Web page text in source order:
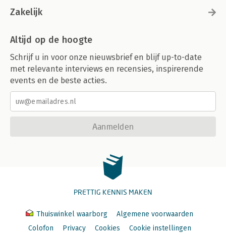
Zakelijk
Altijd op de hoogte
Schrijf u in voor onze nieuwsbrief en blijf up-to-date
met relevante interviews en recensies, inspirerende
events en de beste acties.
Aanmelden
PRETTIG KENNIS MAKEN
Thuiswinkel waarborg
Algemene voorwaarden
Colofon
Privacy Cookies Cookie instellingen